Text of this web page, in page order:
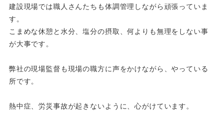
建設現場では職人さんたちも体調管理しながら頑張っていま
す。
こまめな休憩と水分、塩分の摂取、何よりも無理をしない事
が大事です。
弊社の現場監督も現場の職方に声をかけながら、やっている
所です。
熱中症、労災事故が起きないように、心がけています。